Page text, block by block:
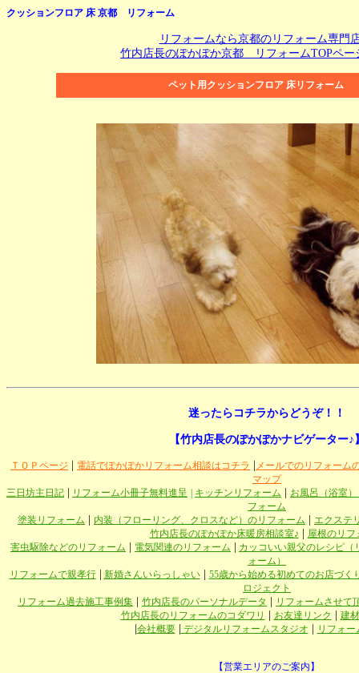
クッションフロア 床 京都 リフォーム
リフォームなら京都のリフォーム専門
竹内店長のぽかぽか京都 リフォームTOPペー
ペット用クッションフロア 床リフォーム
迷ったらコチラからどうぞ！！
【竹内店長のぽかぽかナビゲーター♪
ＴＯＰページ 電話でぽかぽかリフォーム相談はコチラ
メールでのリフォーム
マップ
三日坊主日記
リフォーム小冊子無料進呈 キッチンリフォーム
お風呂（浴室
フォーム
塗装リフォーム
内装（フローリング、クロスなど）のリフォーム
エクステ
竹内店長のぽかぽか床暖房相談室♪
屋根のリフ
害虫駆除などのリフォーム
電気関連のリフォーム
カッコいい親父のレシピ（
ォーム）
リフォームで親孝行| 新婚さんいらっしゃい| 55歳から始める初めてのお店づく
ロジェクト
リフォーム過去施工事例集
竹内店長のパーソナルデータ
リフォームさせて
竹内店長のリフォームのコダワリ
お友達リンク 建
会社概要| デジタルリフォームスタジオ リフォー
【営業エリアのご案内】